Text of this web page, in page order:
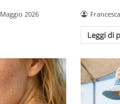
2026
Leggi di